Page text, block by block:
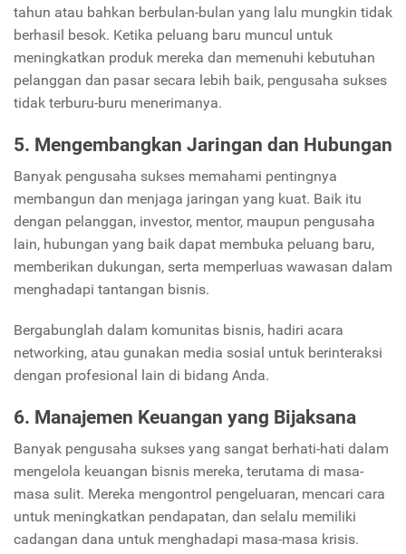
tahun atau bahkan berbulan-bulan yang lalu mungkin tidak
berhasil besok. Ketika peluang baru muncul untuk
meningkatkan produk mereka dan memenuhi kebutuhan
pelanggan dan pasar secara lebih baik, pengusaha sukses
tidak terburu-buru menerimanya.
5. Mengembangkan Jaringan dan Hubungan
Banyak pengusaha sukses memahami pentingnya
membangun dan menjaga jaringan yang kuat. Baik itu
dengan pelanggan, investor, mentor, maupun pengusaha
lain, hubungan yang baik dapat membuka peluang baru,
memberikan dukungan, serta memperluas wawasan dalam
menghadapi tantangan bisnis.
Bergabunglah dalam komunitas bisnis, hadiri acara
networking, atau gunakan media sosial untuk berinteraksi
dengan profesional lain di bidang Anda.
6. Manajemen Keuangan yang Bijaksana
Banyak pengusaha sukses yang sangat berhati-hati dalam
mengelola keuangan bisnis mereka, terutama di masa-
masa sulit. Mereka mengontrol pengeluaran, mencari cara
untuk meningkatkan pendapatan, dan selalu memiliki
cadangan dana untuk menghadapi masa-masa krisis.